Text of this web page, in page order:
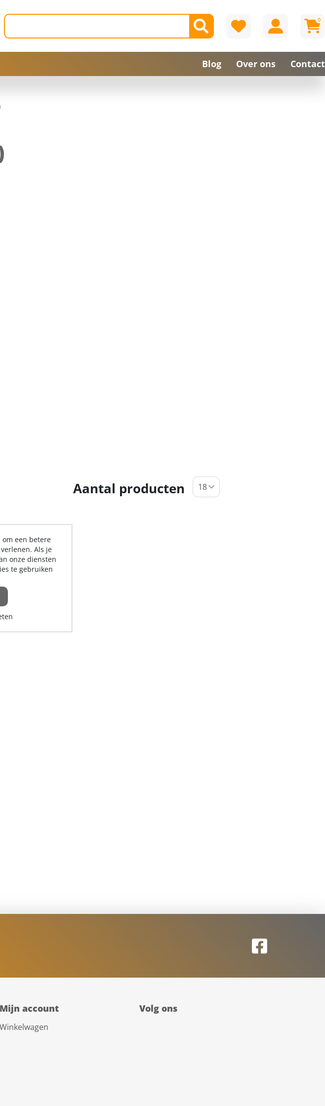
0
Blog Over ons Contact
Aantal producten
Mijn account
Winkelwagen
Volg ons
om een betere
Als je
onze diensten
te gebruiken